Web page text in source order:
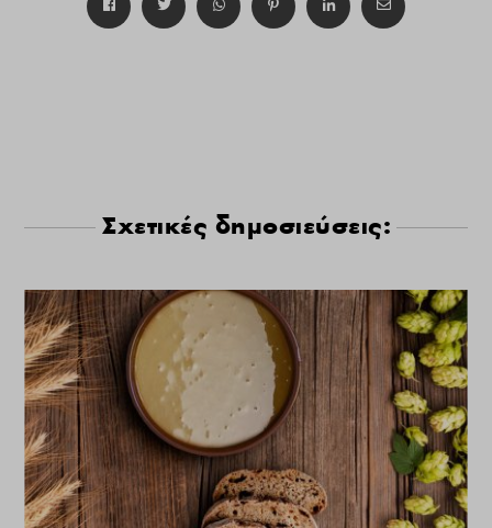
Σχετικές δημοσιεύσεις: